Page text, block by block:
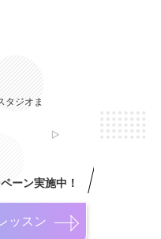
タジオま
ーン実施中！
ッスン